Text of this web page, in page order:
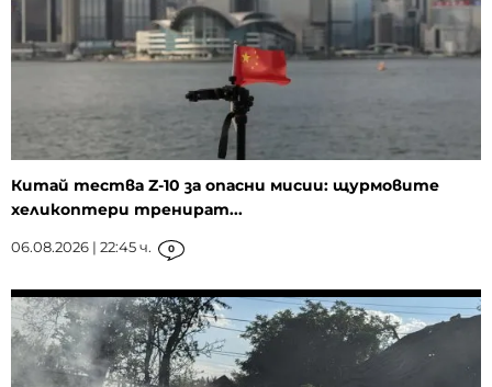
Китай тества Z-10 за опасни мисии: щурмовите
хеликоптери тренират...
06.08.2026 | 22:45 ч. 0